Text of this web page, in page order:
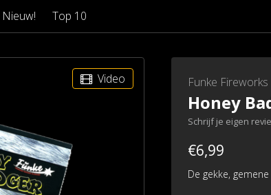
Nieuw! Top 10
Video Funke Fireworks
Honey
Schrijf je eigen
€6,99
De gekke,